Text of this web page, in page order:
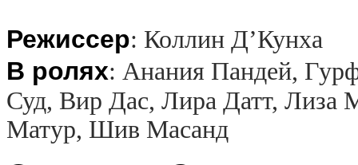
Режиссер: Коллин Д’Кунха
В ролях: Анания Пандей,
Суд, Вир Дас, Лира Датт,
Матур, Шив Масанд